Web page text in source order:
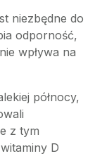
niezbędne do
odporność,
wpływa na
północy,
z tym
D